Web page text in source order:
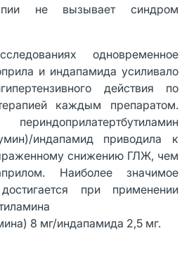
не вызывает синдром
одновременное
и индапамида усиливало
действия по
каждым препаратом.
индапамид приводила к
снижению ГЛЖ, чем
Наиболее значимое
при применении
8 мг/индапамида 2,5 мг.